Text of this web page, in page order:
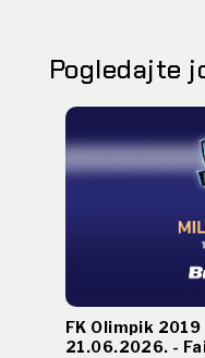
Pogledajte
FK Olimpik
21.06.2026. -